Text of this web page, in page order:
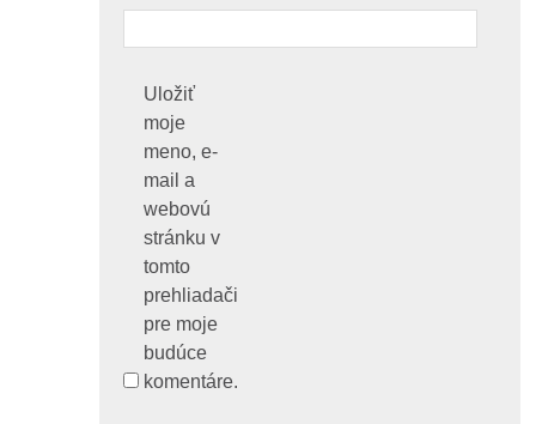
Uložiť
moje
meno, e-
mail a
webovú
stránku v
tomto
prehliadači
pre moje
budúce
komentáre.